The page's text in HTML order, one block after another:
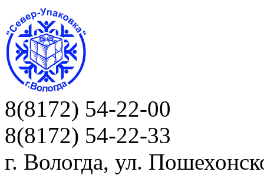
8(8172) 54-22-00
8(8172) 54-22-33
г. Вологда, ул.